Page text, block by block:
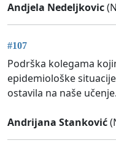
Andjela Nedeljkovic
#107
Podrška kolegama
epidemiološke
ostavila na naše učenje.
Andrijana Stanković